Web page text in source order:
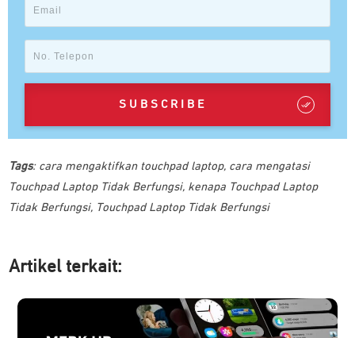
SUBSCRIBE
Tags: cara mengaktifkan touchpad laptop, cara mengatasi
Touchpad Laptop Tidak Berfungsi, kenapa Touchpad Laptop
Tidak Berfungsi, Touchpad Laptop Tidak Berfungsi
Artikel terkait: